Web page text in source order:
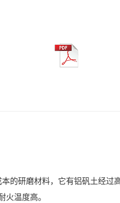
的研磨材料，它有铝矾土经
温度高。